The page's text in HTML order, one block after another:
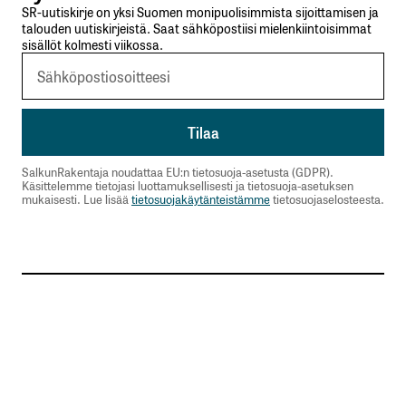
SR-uutiskirje on yksi Suomen monipuolisimmista sijoittamisen ja
talouden uutiskirjeistä. Saat sähköpostiisi mielenkiintoisimmat
sisällöt kolmesti viikossa.
SalkunRakentaja noudattaa EU:n tietosuoja-asetusta (GDPR).
Käsittelemme tietojasi luottamuksellisesti ja tietosuoja-asetuksen
mukaisesti. Lue lisäätietosuojakäytänteistämmetietosuojaselosteesta.